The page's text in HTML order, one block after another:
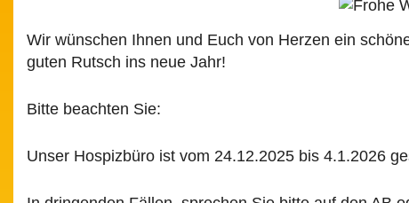
Wir wünschen Ihnen und Euch von Herzen ein
guten Rutsch ins neue Jahr!
Bitte beachten Sie:
Unser Hospizbüro ist vom 24.12.2025 bis 4.1.2026